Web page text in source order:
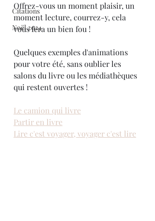
Citations
Noël 2024
Offrez-vous un moment plaisir, un
moment lecture, courrez-y, cela
vous fera un bien fou !
Quelques exemples d'animations
pour votre été, sans oublier les
salons du livre ou les médiathèques
qui restent ouvertes !
Le camion qui livre
Partir en livre
Lire c'est voyager, voyager c'est lire